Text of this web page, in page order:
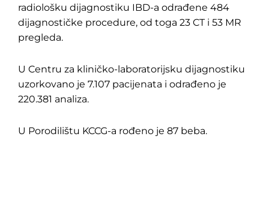
radiološku dijagnostiku IBD-a odrađene 484
dijagnostičke procedure, od toga 23 CT i 53 MR
pregleda.
U Centru za kliničko-laboratorijsku dijagnostiku
uzorkovano je 7.107 pacijenata i odrađeno je
220.381 analiza.
U Porodilištu KCCG-a rođeno je 87 beba.